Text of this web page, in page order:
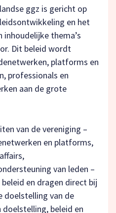
Public
ggz is gericht op
en het
inhoudelijke thema’s
Dit beleid wordt
platforms en
professionals en
aan de grote
van de vereniging –
en platforms,
van leden –
en dragen direct bij
doelstelling van de
doelstelling, beleid en